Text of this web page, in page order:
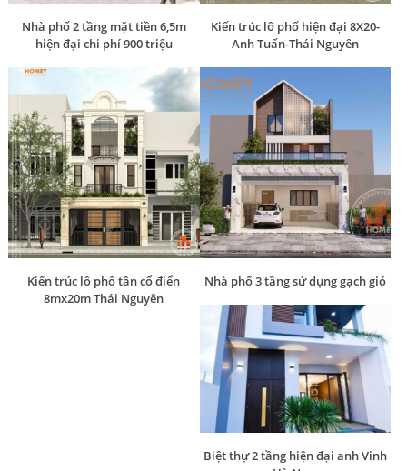
Nhà phố 2 tầng mặt tiền 6,5m
hiện đại chi phí 900 triệu
Kiến trúc lô phố hiện đại 8X20-
Anh Tuấn-Thái Nguyên
Kiến trúc lô phố tân cổ điển
8mx20m Thái Nguyên
Nhà phố 3 tầng sử dụng gạch gió
Biệt thự 2 tầng hiện đại anh Vinh